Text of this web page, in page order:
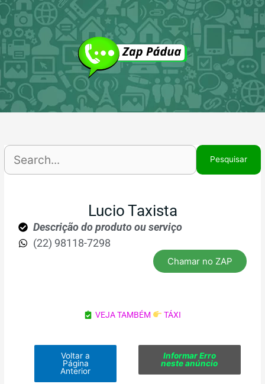
Ir
para
o
conteúdo
Lucio Taxista
Descrição do produto ou serviço
(22) 98118-7298
Chamar no ZAP
VEJA TAMBÉM TÁXI
Voltar a
Página
Anterior
Informar Erro
neste anúncio